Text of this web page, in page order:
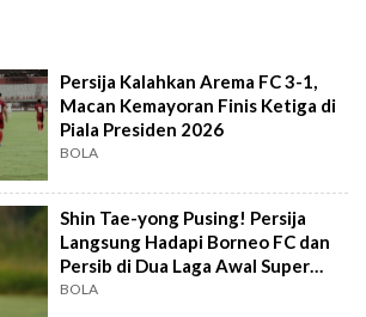
Persija Kalahkan Arema FC 3-1,
Macan Kemayoran Finis Ketiga di
Piala Presiden 2026
BOLA
Shin Tae-yong Pusing! Persija
Langsung Hadapi Borneo FC dan
Persib di Dua Laga Awal Super
League
BOLA